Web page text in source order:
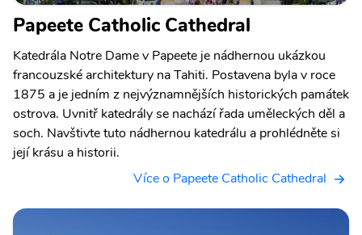
Papeete Catholic Cathedral
Katedrála Notre Dame v Papeete je nádhernou ukázkou
francouzské architektury na Tahiti. Postavena byla v roce
1875 a je jedním z nejvýznamnějších historických památek
ostrova. Uvnitř katedrály se nachází řada uměleckých děl a
soch. Navštivte tuto nádhernou katedrálu a prohlédněte si
její krásu a historii.
Více o Papeete Catholic Cathedral